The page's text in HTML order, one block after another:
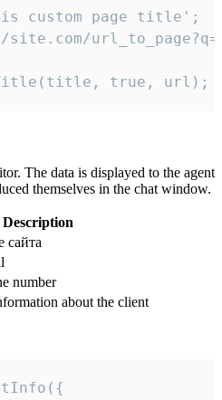
custom page title';
true, url);
The data is displayed to the agent
themselves in the chat window.
Description
сайта
number
about the client